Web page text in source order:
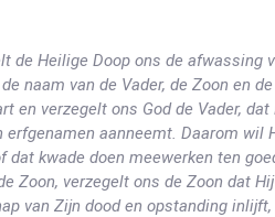
de Heilige Doop ons de afwassing
naam van de Vader, de Zoon en
en verzegelt ons God de Vader,
aanneemt. Daarom wil
kwade doen meewerken ten
Zoon, verzegelt ons de Zoon dat
van Zijn dood en opstanding